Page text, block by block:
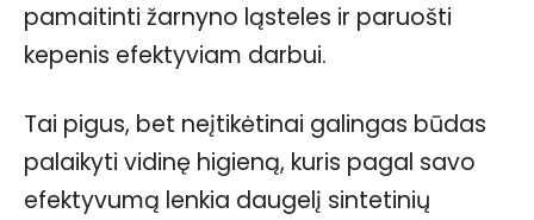
pamaitinti žarnyno ląsteles ir paruošti
kepenis efektyviam darbui.
Tai pigus, bet neįtikėtinai galingas būdas
palaikyti vidinę higieną, kuris pagal savo
efektyvumą lenkia daugelį sintetinių